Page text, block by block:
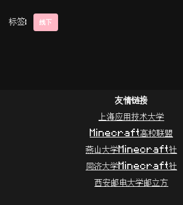
标签: 线下
友情链接
上海应用技术大学
Minecraft高校联盟
燕山大学Minecraft社
同济大学Minecraft社
西安邮电大学邮立方